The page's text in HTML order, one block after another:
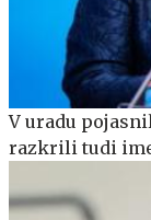
V uradu
razkrili tudi